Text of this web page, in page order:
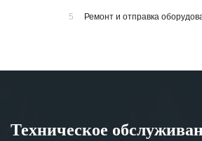
5 Ремонт и отправка
Техническое